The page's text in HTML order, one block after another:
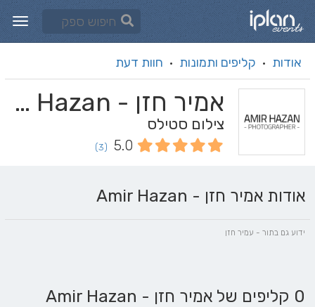
אודות · קליפים ותמונות · חוות דעת
אמיר חזן - Amir Hazan
צילום סטילס
5.0
(3)
אודות אמיר חזן - Amir Hazan
ידוע גם בתור - עמיר חזן
0 קליפים של אמיר חזן - Amir Hazan